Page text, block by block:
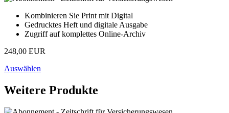
Kombinieren Sie Print mit Digital
Gedrucktes Heft und digitale Ausgabe
Zugriff auf komplettes Online-Archiv
248,00 EUR
Auswählen
Weitere Produkte